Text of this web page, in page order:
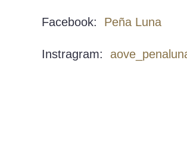
Facebook: Peña Luna
Instragram: